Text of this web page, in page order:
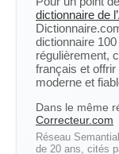
dictionnaire de
dictionnaire
régulièrement,
français et offrir
moderne et
Dans le même
Correcteur.com
Réseau
de 20 ans, cités